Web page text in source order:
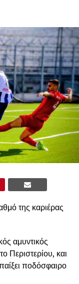
της καριέρας
αμυντικός
Περιστερίου, και
ποδόσφαιρο